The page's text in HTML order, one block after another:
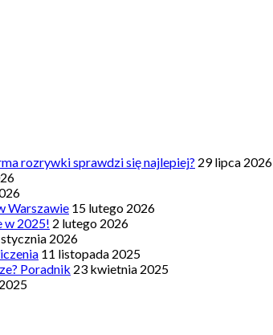
rozrywki sprawdzi się najlepiej? 29 lipca 2026
Warszawie 15 lutego 2026
w 2025! 2 lutego 2026
2026
11 listopada 2025
Poradnik 23 kwietnia 2025